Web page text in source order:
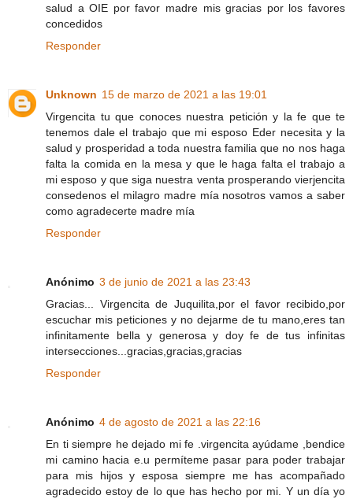
salud a OIE por favor madre mis gracias por los favores
concedidos
Responder
Unknown 15 de marzo de 2021 a las 19:01
Virgencita tu que conoces nuestra petición y la fe que te
tenemos dale el trabajo que mi esposo Eder necesita y la
salud y prosperidad a toda nuestra familia que no nos haga
falta la comida en la mesa y que le haga falta el trabajo a
mi esposo y que siga nuestra venta prosperando vierjencita
consedenos el milagro madre mía nosotros vamos a saber
como agradecerte madre mía
Responder
Anónimo 3 de junio de 2021 a las 23:43
Gracias... Virgencita de Juquilita,por el favor recibido,por
escuchar mis peticiones y no dejarme de tu mano,eres tan
infinitamente bella y generosa y doy fe de tus infinitas
intersecciones...gracias,gracias,gracias
Responder
Anónimo 4 de agosto de 2021 a las 22:16
En ti siempre he dejado mi fe .virgencita ayúdame ,bendice
mi camino hacia e.u permíteme pasar para poder trabajar
para mis hijos y esposa siempre me has acompañado
agradecido estoy de lo que has hecho por mi. Y un día yo